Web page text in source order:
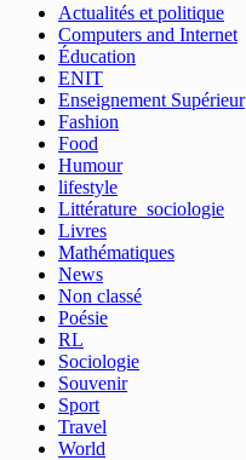
Actualités et politique
Computers and Internet
Éducation
ENIT
Enseignement Supérieur
Fashion
Food
Humour
lifestyle
Littérature_sociologie
Livres
Mathématiques
News
Non classé
Poésie
RL
Sociologie
Souvenir
Sport
Travel
World